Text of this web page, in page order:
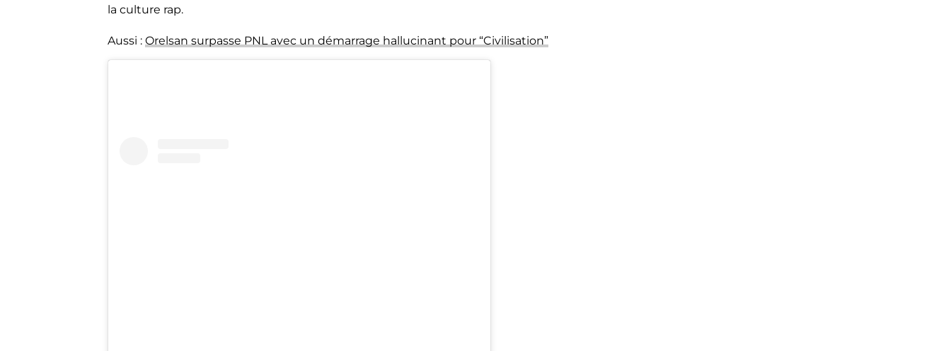
la culture rap.
Aussi : Orelsan surpasse PNL avec un démarrage hallucinant pour “Civilisation”